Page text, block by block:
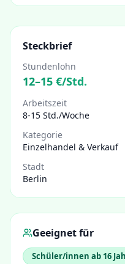
Steckbrief
Stundenlohn
12–15 €/Std.
Arbeitszeit
8-15 Std./Woche
Kategorie
Einzelhandel & Verkauf
Stadt
Berlin
Geeignet für
Schüler/innen ab 16